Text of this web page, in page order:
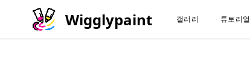
Wigglypaint 갤러리 튜토리얼